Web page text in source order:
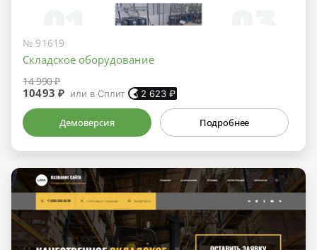
№ 91619
Складское оборудование
14 990 ₽
10493 ₽ или в Сплит 2 623 ₽
Демоверсия Подробнее